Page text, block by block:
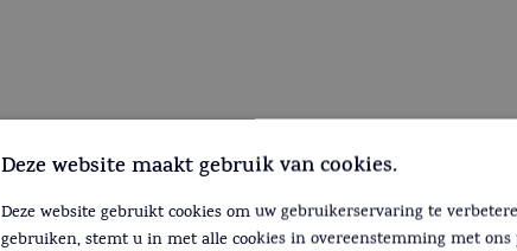
Deze website maakt gebruik van cookies.
Deze website gebruikt cookies om uw gebruikerservaring te
gebruiken, stemt u in met alle cookies in overeenstemming met